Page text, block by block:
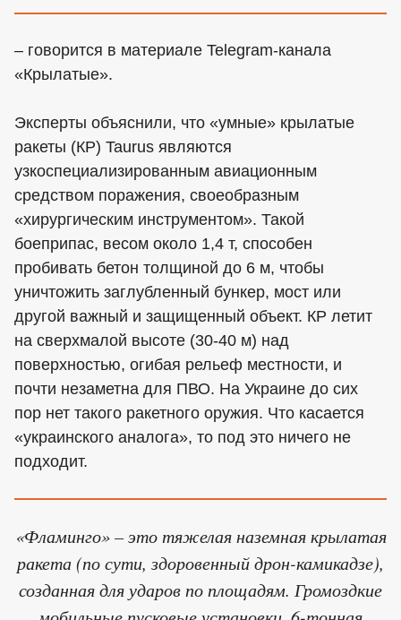
– говорится в материале Telegram-канала
«Крылатые».
Эксперты объяснили, что «умные» крылатые
ракеты (КР) Taurus являются
узкоспециализированным авиационным
средством поражения, своеобразным
«хирургическим инструментом». Такой
боеприпас, весом около 1,4 т, способен
пробивать бетон толщиной до 6 м, чтобы
уничтожить заглубленный бункер, мост или
другой важный и защищенный объект. КР летит
на сверхмалой высоте (30-40 м) над
поверхностью, огибая рельеф местности, и
почти незаметна для ПВО. На Украине до сих
пор нет такого ракетного оружия. Что касается
«украинского аналога», то под это ничего не
подходит.
«Фламинго» – это тяжелая наземная крылатая
ракета (по сути, здоровенный дрон-камикадзе),
созданная для ударов по площадям. Громоздкие